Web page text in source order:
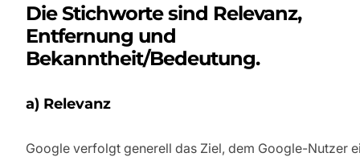
Die Stichworte sind Relevanz,
Entfernung und
Bekanntheit/Bedeutung.
a) Relevanz
Google verfolgt generell das Ziel, dem Google-Nutzer